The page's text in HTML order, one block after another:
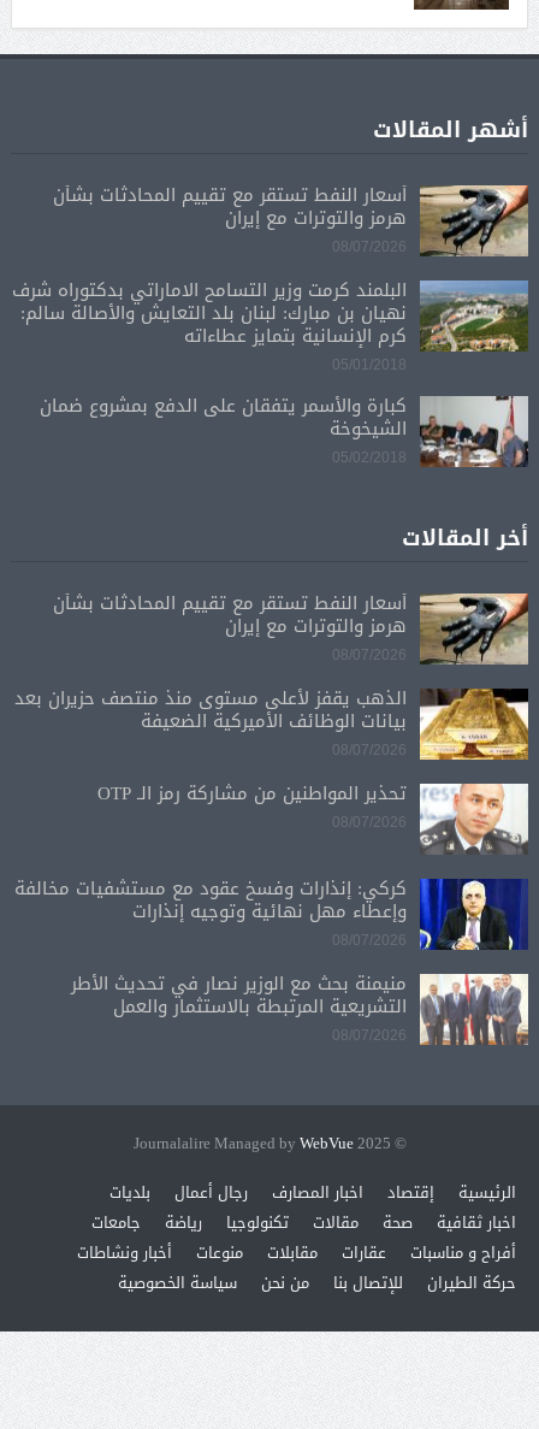
أشهر المقالات
أسعار النفط تستقر مع تقييم المحادثات بشأن
هرمز والتوترات مع إيران
08/07/2026
البلمند كرمت وزير التسامح الاماراتي بدكتوراه شرف
نهيان بن مبارك: لبنان بلد التعايش والأصالة سالم:
كرم الإنسانية بتمايز عطاءاته
05/01/2018
كبارة والأسمر يتفقان على الدفع بمشروع ضمان
الشيخوخة
05/02/2018
أخر المقالات
أسعار النفط تستقر مع تقييم المحادثات بشأن
هرمز والتوترات مع إيران
08/07/2026
الذهب يقفز لأعلى مستوى منذ منتصف حزيران بعد
بيانات الوظائف الأميركية الضعيفة
08/07/2026
تحذير المواطنين من مشاركة رمز الـ OTP
08/07/2026
كركي: إنذارات وفسخ عقود مع مستشفيات مخالفة
وإعطاء مهل نهائية وتوجيه إنذارات
08/07/2026
منيمنة بحث مع الوزير نصار في تحديث الأطر
التشريعية المرتبطة بالاستثمار والعمل
08/07/2026
© 2025 Journalalire Managed by
WebVue
الرئيسية
إقتصاد اخبار المصارف رجال أعمال
بلديات
اخبار ثقافية
صحة مقالات تكنولوجيا رياضة
جامعات
أفراح و مناسبات
عقارات مقابلات منوعات
أخبار ونشاطات
حركة الطيران
للإتصال بنا من نحن سياسة الخصوصية